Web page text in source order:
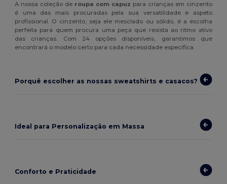
A nossa coleção de roupa com capuz para crianças em cinzento
é uma das mais procuradas pela sua versatilidade e aspeto
profissional. O cinzento, seja ele mesclado ou sólido, é a escolha
perfeita para quem procura uma peça que resista ao ritmo ativo
das crianças. Com 24 opções disponíveis, garantimos que
encontrará o modelo certo para cada necessidade específica.
Porquê escolher as nossas sweatshirts e casacos?
Ideal para Personalização em Massa
Conforto e Praticidade